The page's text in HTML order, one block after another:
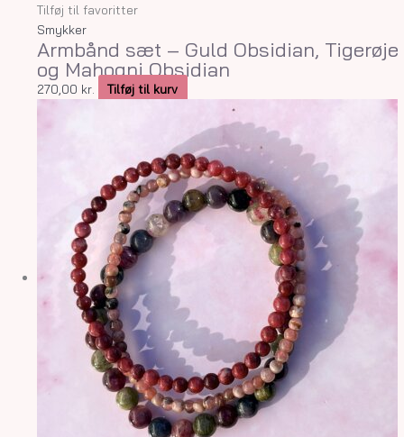
Tilføj til favoritter
Smykker
Armbånd sæt – Guld Obsidian, Tigerøje
og Mahogni Obsidian
270,00 kr. Tilføj til kurv